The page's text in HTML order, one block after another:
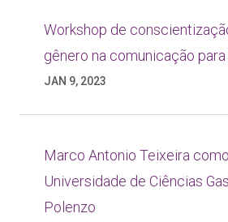
Workshop de
gênero na comunicação
JAN 9, 2023
Marco Antonio Teixeira
Universidade de Ciências
Polenzo